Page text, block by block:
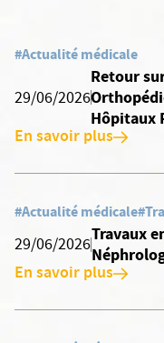
#Actualité médicale
29/06/2026
Retour
Hôpitaux
En savoir plus
#Actualité médicale
29/06/2026
Travaux
En savoir plus